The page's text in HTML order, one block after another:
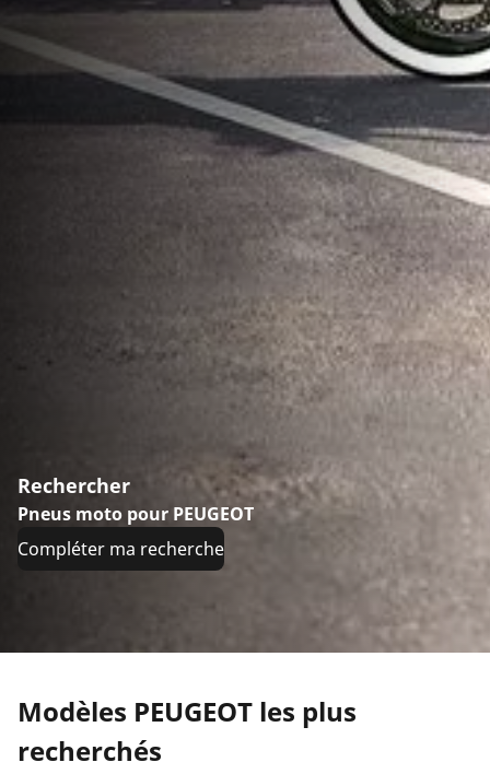
Rechercher
Pneus moto pour PEUGEOT
Compléter ma recherche
Modèles PEUGEOT les plus
recherchés